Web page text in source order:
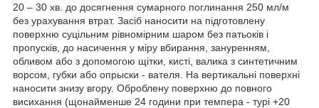
20 – 30 хв. до досягнення сумарного поглинання 250 мл/м
без урахування втрат. Засіб наносити на підготовлену
поверхню суцільним рівномірним шаром без патьоків і
пропусків, до насичення у міру вбирання, зануренням,
обливом або з допомогою щітки, кисті, валика з синтетичним
ворсом, губки або опрыски - вателя. На вертикальні поверхні
наносити знизу вгору. Оброблену поверхню до повного
висихання (щонайменше 24 години при темпера - турі +20